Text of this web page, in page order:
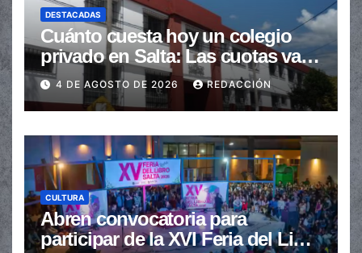
DESTACADAS
Cuánto cuesta hoy un colegio
privado en Salta: Las cuotas van
de $110.000 a más de $600.000
4 DE AGOSTO DE 2026 REDACCIÓN
CULTURA
Abren convocatoria para
participar de la XVI Feria del Libro